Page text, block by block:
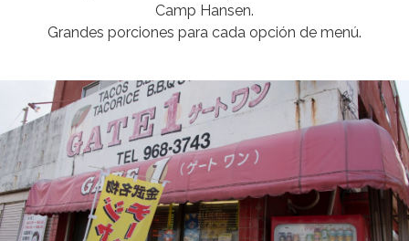
Camp Hansen.
Grandes porciones para cada opción de menú.